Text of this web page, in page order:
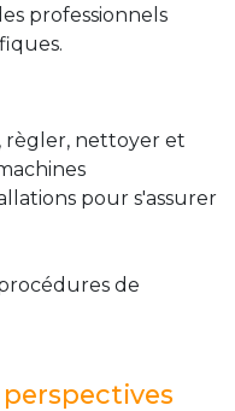
professionnels
règler, nettoyer et
pour s'assurer
de